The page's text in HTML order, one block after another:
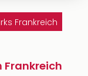
Frankreich
Frankreich